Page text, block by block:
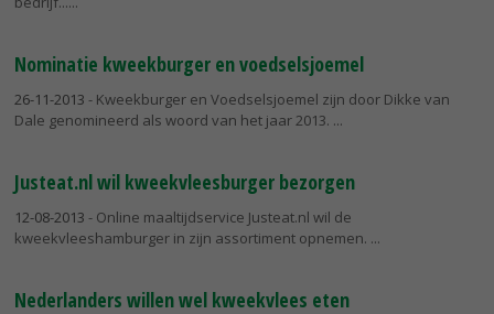
Nominatie kweekburger en voedselsjoemel
26-11-2013 - Kweekburger en Voedselsjoemel zijn door Dikke van
Dale genomineerd als woord van het jaar 2013.
Justeat.nl wil kweekvleesburger bezorgen
12-08-2013 - Online maaltijdservice Justeat.nl wil de
kweekvleeshamburger in zijn assortiment opnemen.
Nederlanders willen wel kweekvlees eten